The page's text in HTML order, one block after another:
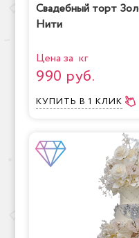
Свадебный торт
Нити
Цена за кг
990 руб.
КУПИТЬ В 1 КЛИК